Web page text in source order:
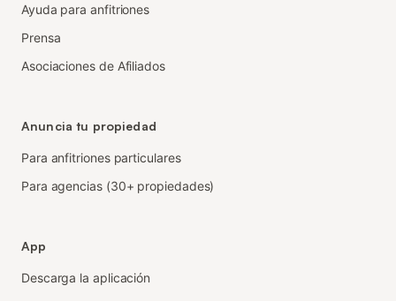
Ayuda para anfitriones
Prensa
Asociaciones de Afiliados
Anuncia tu propiedad
Para anfitriones particulares
Para agencias (30+ propiedades)
App
Descarga la aplicación